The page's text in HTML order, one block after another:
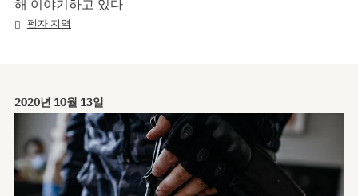
해 이야기하고 있다
펜자 지역
2020년 10월 13일